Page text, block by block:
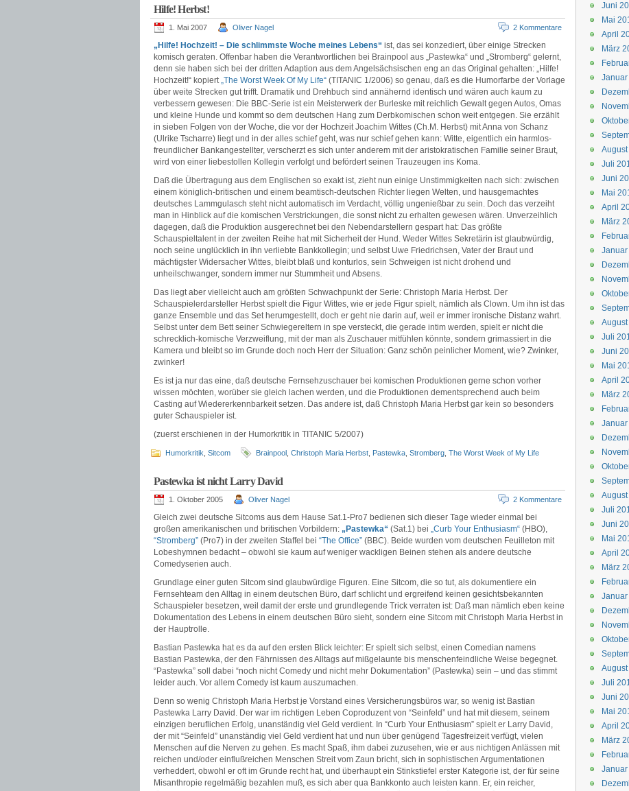
Hilfe! Herbst!
1. Mai 2007 Oliver Nagel 2 Kommentare
„Hilfe! Hochzeit! – Die schlimmste Woche meines Lebens“ ist, das sei konzediert, über einige Strecken
komisch geraten. Offenbar haben die Verantwortlichen bei Brainpool aus „Pastewka“ und „Stromberg“ gelernt,
denn sie haben sich bei der dritten Adaption aus dem Angelsächsischen eng an das Original gehalten: „Hilfe!
Hochzeit!“ kopiert„The Worst Week Of My Life“ (TITANIC 1/2006) so genau, daß es die Humorfarbe der Vorlage
über weite Strecken gut trifft. Dramatik und Drehbuch sind annähernd identisch und wären auch kaum zu
verbessern gewesen: Die BBC-Serie ist ein Meisterwerk der Burleske mit reichlich Gewalt gegen Autos, Omas
und kleine Hunde und kommt so dem deutschen Hang zum Derbkomischen schon weit entgegen. Sie erzählt
in sieben Folgen von der Woche, die vor der Hochzeit Joachim Wittes (Ch.M. Herbst) mit Anna von Schanz
(Ulrike Tscharre) liegt und in der alles schief geht, was nur schief gehen kann: Witte, eigentlich ein harmlos-
freundlicher Bankangestellter, verscherzt es sich unter anderem mit der aristokratischen Familie seiner Braut,
wird von einer liebestollen Kollegin verfolgt und befördert seinen Trauzeugen ins Koma.
Daß die Übertragung aus dem Englischen so exakt ist, zieht nun einige Unstimmigkeiten nach sich: zwischen
einem königlich-britischen und einem beamtisch-deutschen Richter liegen Welten, und hausgemachtes
deutsches Lammgulasch steht nicht automatisch im Verdacht, völlig ungenießbar zu sein. Doch das verzeiht
man in Hinblick auf die komischen Verstrickungen, die sonst nicht zu erhalten gewesen wären. Unverzeihlich
dagegen, daß die Produktion ausgerechnet bei den Nebendarstellern gespart hat: Das größte
Schauspieltalent in der zweiten Reihe hat mit Sicherheit der Hund. Weder Wittes Sekretärin ist glaubwürdig,
noch seine unglücklich in ihn verliebte Bankkollegin; und selbst Uwe Friedrichsen, Vater der Braut und
mächtigster Widersacher Wittes, bleibt blaß und konturlos, sein Schweigen ist nicht drohend und
unheilschwanger, sondern immer nur Stummheit und Absens.
Das liegt aber vielleicht auch am größten Schwachpunkt der Serie: Christoph Maria Herbst. Der
Schauspielerdarsteller Herbst spielt die Figur Wittes, wie er jede Figur spielt, nämlich als Clown. Um ihn ist das
ganze Ensemble und das Set herumgestellt, doch er geht nie darin auf, weil er immer ironische Distanz wahrt.
Selbst unter dem Bett seiner Schwiegereltern in spe versteckt, die gerade intim werden, spielt er nicht die
schrecklich-komische Verzweiflung, mit der man als Zuschauer mitfühlen könnte, sondern grimassiert in die
Kamera und bleibt so im Grunde doch noch Herr der Situation: Ganz schön peinlicher Moment, wie? Zwinker,
zwinker!
Es ist ja nur das eine, daß deutsche Fernsehzuschauer bei komischen Produktionen gerne schon vorher
wissen möchten, worüber sie gleich lachen werden, und die Produktionen dementsprechend auch beim
Casting auf Wiedererkennbarkeit setzen. Das andere ist, daß Christoph Maria Herbst gar kein so besonders
guter Schauspieler ist.
(zuerst erschienen in der Humorkritik in TITANIC 5/2007)
Humorkritik Sitcom Brainpool Christoph Maria Herbst Pastewka Stromberg The Worst Week of My Life
Pastewka ist nicht Larry David
1. Oktober 2005 Oliver Nagel 2 Kommentare
Gleich zwei deutsche Sitcoms aus dem Hause Sat.1-Pro7 bedienen sich dieser Tage wieder einmal bei
großen amerikanischen und britischen Vorbildern: „Pastewka“ (Sat.1) bei „Curb Your Enthusiasm“ (HBO),
“Stromberg” (Pro7) in der zweiten Staffel bei “The Office” (BBC). Beide wurden vom deutschen Feuilleton mit
Lobeshymnen bedacht – obwohl sie kaum auf weniger wackligen Beinen stehen als andere deutsche
Comedyserien auch.
Grundlage einer guten Sitcom sind glaubwürdige Figuren. Eine Sitcom, die so tut, als dokumentiere ein
Fernsehteam den Alltag in einem deutschen Büro, darf schlicht und ergreifend keinen gesichtsbekannten
Schauspieler besetzen, weil damit der erste und grundlegende Trick verraten ist: Daß man nämlich eben keine
Dokumentation des Lebens in einem deutschen Büro sieht, sondern eine Sitcom mit Christoph Maria Herbst in
der Hauptrolle.
Bastian Pastewka hat es da auf den ersten Blick leichter: Er spielt sich selbst, einen Comedian namens
Bastian Pastewka, der den Fährnissen des Alltags auf mißgelaunte bis menschenfeindliche Weise begegnet.
“Pastewka” soll dabei “noch nicht Comedy und nicht mehr Dokumentation” (Pastewka) sein – und das stimmt
leider auch. Vor allem Comedy ist kaum auszumachen.
Denn so wenig Christoph Maria Herbst je Vorstand eines Versicherungsbüros war, so wenig ist Bastian
Pastewka Larry David. Der war im richtigen Leben Coproduzent von “Seinfeld” und hat mit diesem, seinem
einzigen beruflichen Erfolg, unanständig viel Geld verdient. In “Curb Your Enthusiasm” spielt er Larry David,
der mit “Seinfeld” unanständig viel Geld verdient hat und nun über genügend Tagesfreizeit verfügt, vielen
Menschen auf die Nerven zu gehen. Es macht Spaß, ihm dabei zuzusehen, wie er aus nichtigen Anlässen mit
reichen und/oder einflußreichen Menschen Streit vom Zaun bricht, sich in sophistischen Argumentationen
verheddert, obwohl er oft im Grunde recht hat, und überhaupt ein Stinkstiefel erster Kategorie ist, der für seine
Misanthropie regelmäßig bezahlen muß, es sich aber qua Bankkonto auch leisten kann. Er, ein reicher,
Juni
Mai
April
März
Januar
Juli
Juni
Mai
April
März
Juli
Juni
Mai
April
März
Januar
Juli
Juni
Mai
April
März
Januar
August
Juli
Juni
Mai
April
März
Januar